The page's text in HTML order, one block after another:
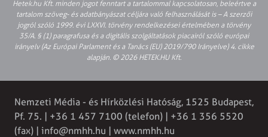
Hetek.hu Kft. minden jogot fenntart a tartalommal kapcsolatosan, beleértve a
tartalom szöveg- és adatbányászat céljára való felhasználását is – A szerzői
jogról szóló 1999. évi LXXVI. törvény rendelkezései értelmében a törvény
35/A. § (1) paragrafusa és a digitális szolgáltatások piacairól szóló európai
irányelv (Az Európai Parlament és a Tanács (EU) 2019/790 Irányelve) 4. cikke
alapján. © 2026 HETEK.HU Kft.
Nemzeti Média - és Hírközlési Hatóság, 1525 Budapest,
Pf. 75. | +36 1 457 7100 (telefon) | +36 1 356 5520
(fax) | info@nmhh.hu | www.nmhh.hu